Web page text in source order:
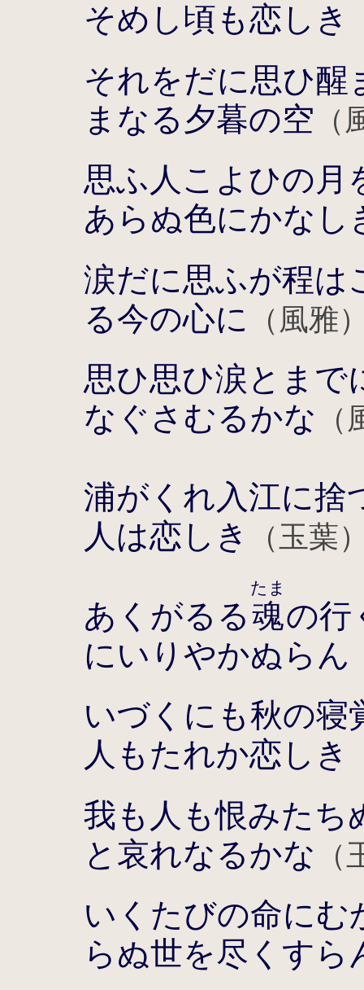
そめし頃も恋しき
それをだに思ひ醒
まなる夕暮の空 （
思ふ人こよひの月
あらぬ色にかなし
涙だに思ふが程は
る今の心に （風雅
思ひ思ひ涙とまで
なぐさむるかな
浦がくれ入江に捨
人は恋しき
（玉葉
あくがるる魂
たま
の行
にいりやかぬらん
いづくにも秋の寝
人もたれか恋しき
我も人も恨みたち
と哀れなるかな
いくたびの命にむ
らぬ世を尽くすら